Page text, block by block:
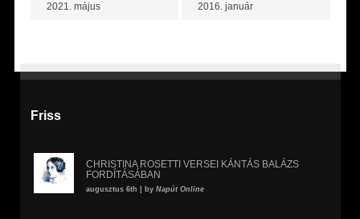
2021. május 2016. január
Friss
CHRISTINA ROSETTI VERSEI KÁNTÁS BALÁZS
FORDÍTÁSÁBAN
augusztus 6th | by Napút Online